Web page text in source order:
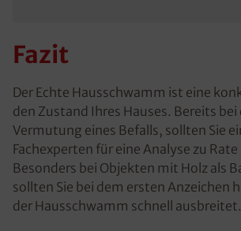
Fazit
Der Echte Hausschwamm ist eine
den Zustand Ihres Hauses. Bereits bei
Vermutung eines Befalls, sollten Sie
Fachexperten für eine Analyse zu Rate
Besonders bei Objekten mit Holz als
sollten Sie bei dem ersten Anzeichen
der Hausschwamm schnell ausbreitet.